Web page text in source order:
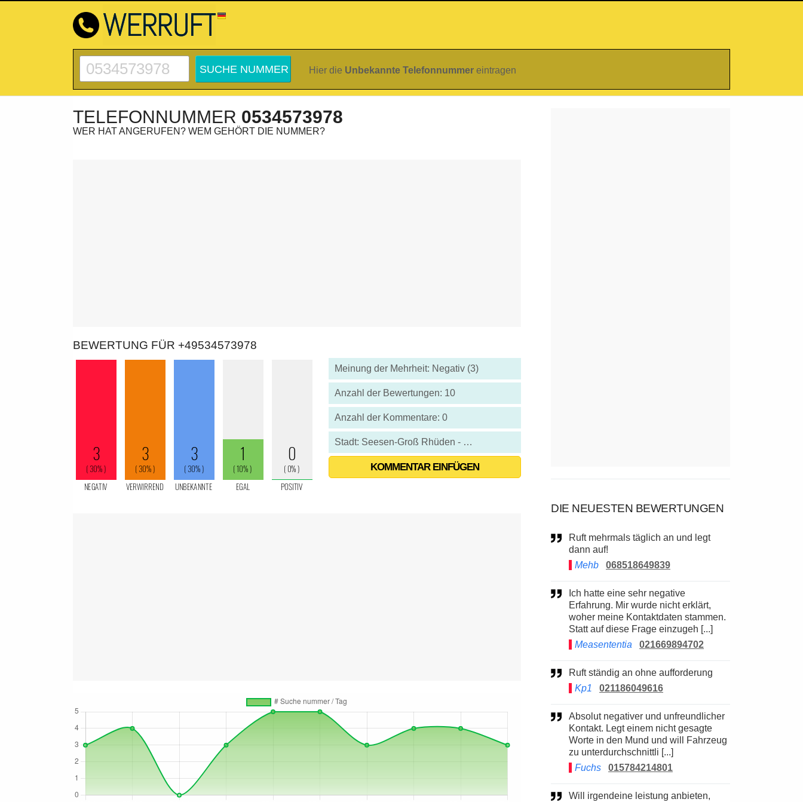
Hier die Unbekannte Telefonnummer eintragen
TELEFONNUMMER 0534573978
WER HAT ANGERUFEN? WEM GEHÖRT DIE NUMMER?
BEWERTUNG FÜR +49534573978
Meinung der Mehrheit: Negativ (3)
Anzahl der Bewertungen: 10
Anzahl der Kommentare: 0
Stadt: Seesen-Groß Rhüden - Deutschland
KOMMENTAR EINFÜGEN
DIE NEUESTEN BEWERTUNGEN
Ruft mehrmals täglich an und legt
dann auf!
Mehb
068518649839
Erfahrung. Mir wurde nicht erklärt,
woher meine Kontaktdaten stammen.
Statt auf diese Frage einzugeh [...]
Measententia
021669894702
Ruft ständig an ohne aufforderung
Kp1
021186049616
Absolut negativer und unfreundlicher
Kontakt. Legt einem nicht gesagte
Worte in den Mund und will Fahrzeug
zu unterdurchschnittli [...]
Fuchs
015784214801
Will irgendeine leistung anbieten,